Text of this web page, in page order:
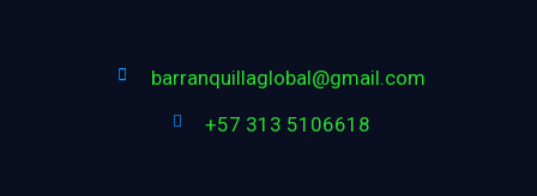
barranquillaglobal@gmail.com
+57 313 5106618